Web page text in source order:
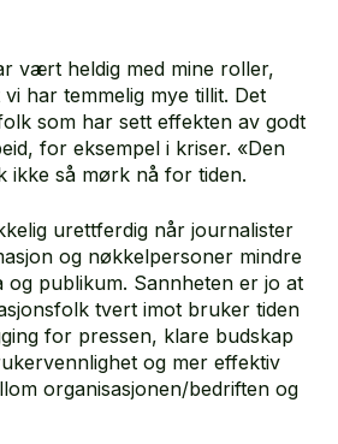
vært heldig med mine roller,
har temmelig mye tillit. Det
som har sett effekten av godt
for eksempel i kriser. «Den
ikke så mørk nå for tiden.
urettferdig når journalister
og nøkkelpersoner mindre
og publikum. Sannheten er jo at
tvert imot bruker tiden
for pressen, klare budskap
og mer effektiv
organisasjonen/bedriften og